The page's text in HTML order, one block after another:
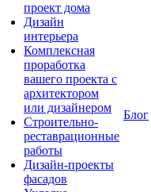
проект дома
Дизайн
интерьера
Комплексная
проработка
вашего проекта с
архитектором
или дизайнером
Строительно-
реставрационные
работы
Дизайн-проекты
фасадов
Блог